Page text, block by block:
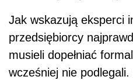
Jak wskazują eksperci
przedsiębiorcy
musieli dopełniać
wcześniej nie